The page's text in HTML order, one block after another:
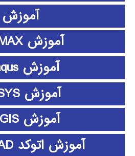
آموزش
آموزش 3D MAX
آموزش abaqus
آموزش ANSYS
آموزش ArcGIS
آموزش اتوکد AUTOCAD